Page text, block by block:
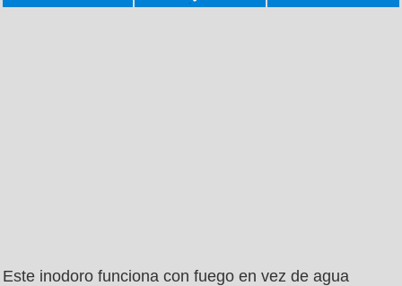
Este inodoro funciona con fuego en vez de agua